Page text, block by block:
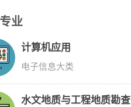
业
计算机应用
电子信息大类
水文地质与工程地质勘查